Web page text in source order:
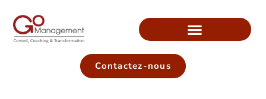
Contactez-nous